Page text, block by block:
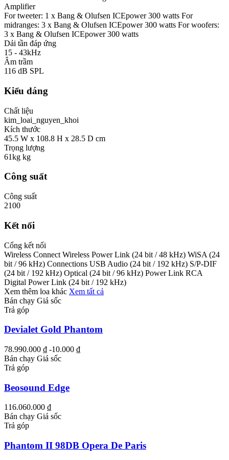
Amplifier
For tweeter: 1 x Bang & Olufsen ICEpower 300 watts For
midranges: 3 x Bang & Olufsen ICEpower 300 watts For woofers:
3 x Bang & Olufsen ICEpower 300 watts
Dải tần đáp ứng
15 - 43kHz
Âm trầm
116 dB SPL
Kiểu dáng
Chất liệu
kim_loai_nguyen_khoi
Kích thước
45.5 W x 108.8 H x 28.5 D cm
Trọng lượng
61kg kg
Công suất
Công suất
2100
Kết nối
Cổng kết nối
Wireless Connect Wireless Power Link (24 bit / 48 kHz) WiSA (24
bit / 96 kHz) Connections USB Audio (24 bit / 192 kHz) S/P-DIF
(24 bit / 192 kHz) Optical (24 bit / 96 kHz) Power Link RCA
Digital Power Link (24 bit / 192 kHz)
Xem thêm loa khác Xem tất cả
Bán chạy Giá sốc
Trả góp
Devialet Gold Phantom
78.990.000 ₫ -10.000 ₫
Bán chạy Giá sốc
Trả góp
Beosound Edge
116.060.000 ₫
Bán chạy Giá sốc
Trả góp
Phantom II 98DB Opera De Paris